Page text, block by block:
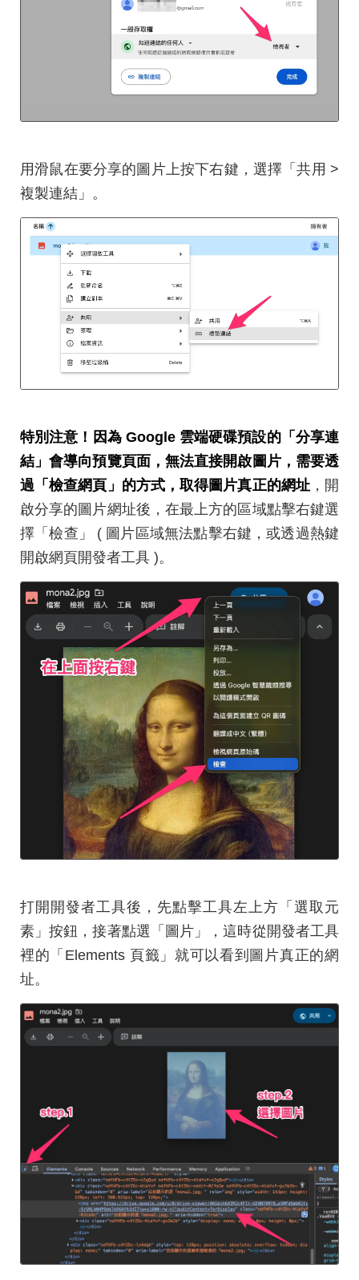
用滑鼠在要分享的圖片上按下右鍵，選擇「共用 >
複製連結」。
特別注意！因為 Google 雲端硬碟預設的「分享連
結」會導向預覽頁面，無法直接開啟圖片，需要透
過「檢查網頁」的方式，取得圖片真正的網址，開
啟分享的圖片網址後，在最上方的區域點擊右鍵選
擇「檢查」 ( 圖片區域無法點擊右鍵，或透過熱鍵
開啟網頁開發者工具 )。
打開開發者工具後，先點擊工具左上方「選取元
素」按鈕，接著點選「圖片」，這時從開發者工具
裡的「Elements 頁籤」就可以看到圖片真正的網
址。